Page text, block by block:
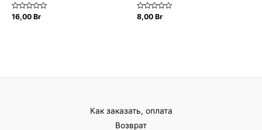
Оценка
16,00 Br
Оценка
8,00 Br
Как заказать, оплата
Возврат